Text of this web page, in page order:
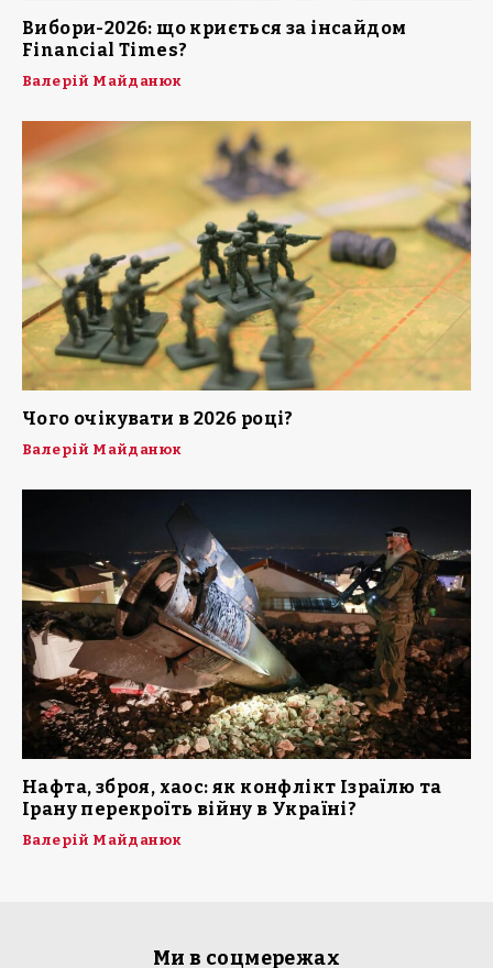
Вибори-2026: що криється за інсайдом
Financial Times?
Валерій Майданюк
Чого очікувати в 2026 році?
Валерій Майданюк
Нафта, зброя, хаос: як конфлікт Ізраїлю та
Ірану перекроїть війну в Україні?
Валерій Майданюк
Ми в соцмережах